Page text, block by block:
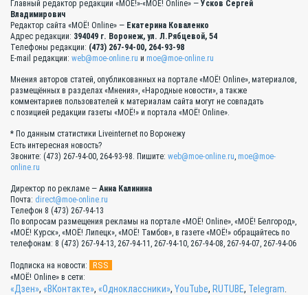
Главный редактор редакции «МОЁ!»-«МОЁ! Online» — Усков Сергей
Владимирович
Редактор сайта «МОЁ! Online» — Екатерина Коваленко
Адрес редакции: 394049 г. Воронеж, ул. Л.Рябцевой, 54
Телефоны редакции: (473) 267-94-00, 264-93-98
E-mail редакции: web@moe-online.ru и moe@moe-online.ru
Мнения авторов статей, опубликованных на портале «МОЁ! Online», материалов,
размещённых в разделах «Мнения», «Народные новости», а также
комментариев пользователей к материалам сайта могут не совпадать
с позицией редакции газеты «МОЁ!» и портала «МОЁ! Online».
* По данным статистики Liveinternet по Воронежу
Есть интересная новость?
Звоните: (473) 267-94-00, 264-93-98. Пишите: web@moe-online.ru moe@moe-
online.ru
Директор по рекламе — Анна Калинина
Почта: direct@moe-online.ru
Телефон 8 (473) 267-94-13
По вопросам размещения рекламы на портале «МОЁ! Online», «МОЁ! Белгород»,
«МОЁ! Курск», «МОЁ! Липецк», «МОЁ! Тамбов», в газете «МОЁ!» обращайтесь по
телефонам: 8 (473) 267-94-13, 267-94-11, 267-94-10, 267-94-08, 267-94-07, 267-94-06
Подписка на новости: RSS
«МОЁ! Online» в сети:
«Дзен», «ВКонтакте», «Одноклассники», YouTube, RUTUBE, Telegram